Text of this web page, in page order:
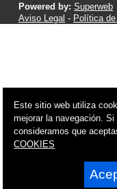
Powered by:Superweb
Aviso Legal - Política
Este sitio web utiliza
mejorar la navegación.
consideramos que
COOKIES